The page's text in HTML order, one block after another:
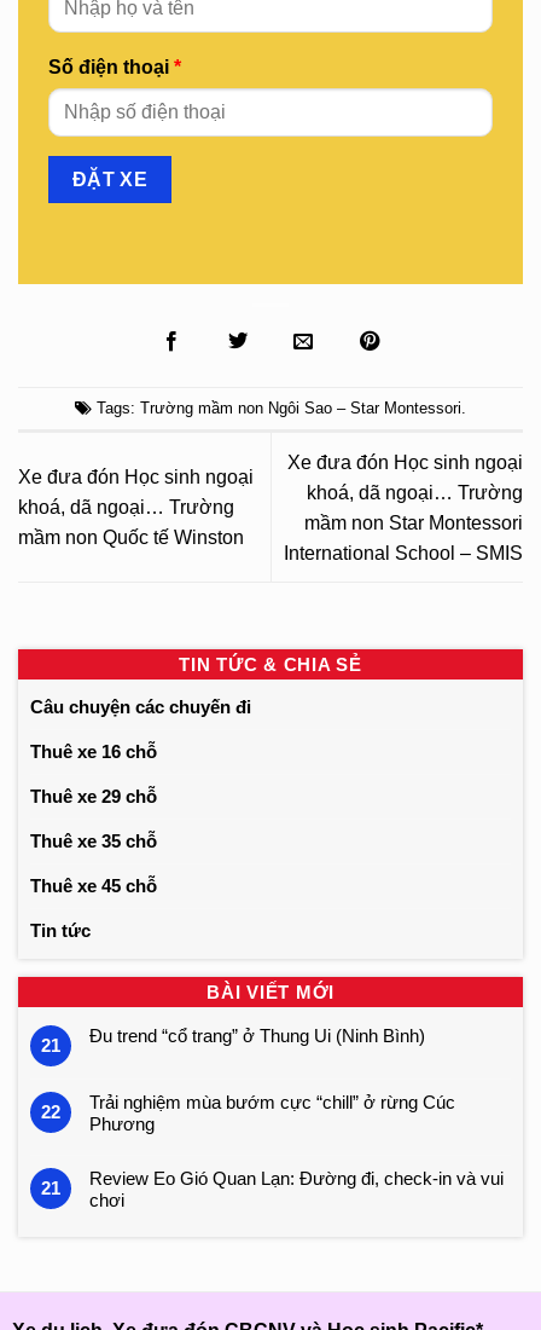
Số điện thoại *
Tags: Trường mầm non Ngôi Sao – Star Montessori
Xe đưa đón Học sinh ngoại
khoá, dã ngoại… Trường
mầm non Quốc tế Winston
Xe đưa đón Học sinh ngoại
khoá, dã ngoại… Trường
mầm non Star Montessori
International School – SMIS
TIN TỨC & CHIA SẺ
Câu chuyện các chuyến đi
Thuê xe 16 chỗ
Thuê xe 29 chỗ
Thuê xe 35 chỗ
Thuê xe 45 chỗ
Tin tức
BÀI VIẾT MỚI
21 Đu trend “cổ trang” ở Thung Ui (Ninh Bình)
22
Trải nghiệm mùa bướm cực “chill” ở rừng Cúc
Phương
21
Review Eo Gió Quan Lạn: Đường đi, check-in và vui
chơi